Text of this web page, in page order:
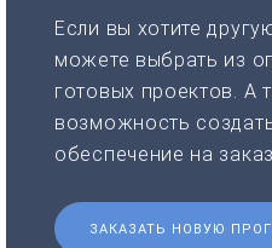
Если вы хотите
можете выбрать из
готовых проектов. А
возможность
обеспечение на
ЗАКАЗАТЬ НОВУЮ